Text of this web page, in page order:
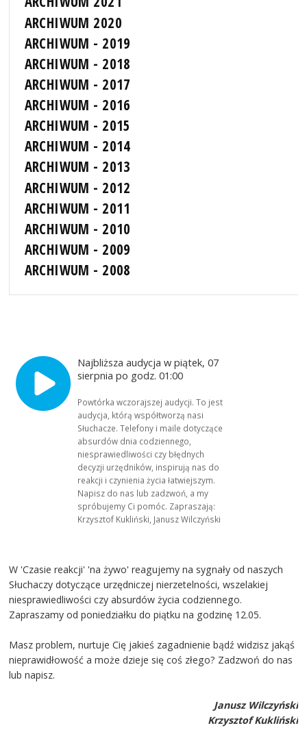
ARCHIWUM 2020
ARCHIWUM - 2019
ARCHIWUM - 2018
ARCHIWUM - 2017
ARCHIWUM - 2016
ARCHIWUM - 2015
ARCHIWUM - 2014
ARCHIWUM - 2013
ARCHIWUM - 2012
ARCHIWUM - 2011
ARCHIWUM - 2010
ARCHIWUM - 2009
ARCHIWUM - 2008
Najbliższa audycja w piątek, 07
sierpnia po godz. 01:00
Powtórka wczorajszej audycji. To jest
audycja, którą współtworzą nasi
Słuchacze. Telefony i maile dotyczące
absurdów dnia codziennego,
niesprawiedliwości czy błędnych
decyzji urzędników, inspirują nas do
reakcji i czynienia życia łatwiejszym.
Napisz do nas lub zadzwoń, a my
spróbujemy Ci pomóc. Zapraszają:
Krzysztof Kukliński, Janusz Wilczyński
W 'Czasie reakcji' 'na żywo' reagujemy na sygnały od naszych
Słuchaczy dotyczące urzędniczej nierzetelności, wszelakiej
niesprawiedliwości czy absurdów życia codziennego.
Zapraszamy od poniedziałku do piątku na godzinę 12.05.
Masz problem, nurtuje Cię jakieś zagadnienie bądź widzisz jakąś
nieprawidłowość a może dzieje się coś złego? Zadzwoń do nas
lub napisz.
Janusz Wilczyński
Krzysztof Kukliński